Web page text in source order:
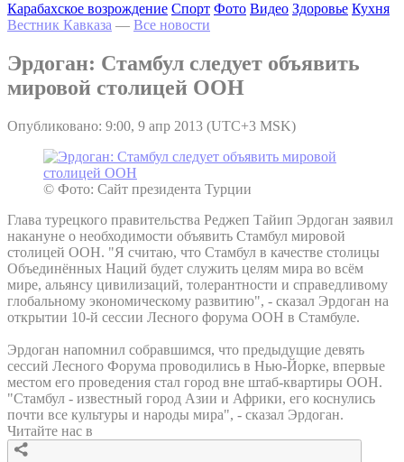
Карабахское возрождение Спорт Фото Видео Здоровье Кухня
Вестник Кавказа — Все новости
Эрдоган: Стамбул следует объявить
мировой столицей ООН
Опубликовано: 9:00, 9 апр 2013 (UTC+3 MSK)
© Фото: Сайт президента Турции
Глава турецкого правительства Реджеп Тайип Эрдоган заявил
накануне о необходимости объявить Стамбул мировой
столицей ООН. "Я считаю, что Стамбул в качестве столицы
Объединённых Наций будет служить целям мира во всём
мире, альянсу цивилизаций, толерантности и справедливому
глобальному экономическому развитию", - сказал Эрдоган на
открытии 10-й сессии Лесного форума ООН в Стамбуле.
Эрдоган напомнил собравшимся, что предыдущие девять
сессий Лесного Форума проводились в Нью-Йорке, впервые
местом его проведения стал город вне штаб-квартиры ООН.
"Стамбул - известный город Азии и Африки, его коснулись
почти все культуры и народы мира", - сказал Эрдоган.
Читайте нас в